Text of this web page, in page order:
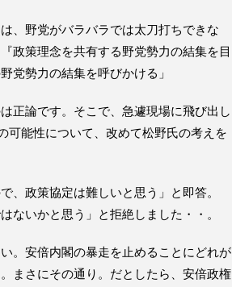
、野党がバラバラでは太刀打ちできな
政策理念を共有する野党勢力の結集を目
党勢力の結集を呼びかける」
正論です。そこで、急遽現場に飛び出し
可能性について、改めて松野氏の考えを
政策協定は難しいと思う」と即答。
ないかと思う」と拒絶しました・・。
。安倍内閣の暴走を止めることにどれが
まさにその通り。だとしたら、安倍政権